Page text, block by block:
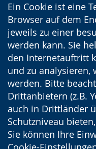
Ein Cookie ist eine
Browser auf dem
jeweils zu einer
werden kann. Sie
den Internetauftritt
und zu analysieren,
werden. Bitte
Drittanbietern (z.B.
auch in Drittländer
Schutzniveau
Sie können Ihre